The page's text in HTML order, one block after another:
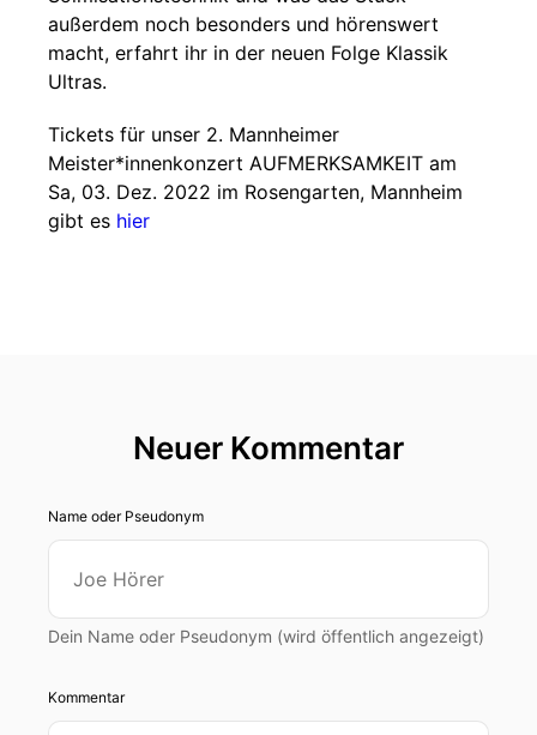
außerdem noch besonders und hörenswert
macht, erfahrt ihr in der neuen Folge Klassik
Ultras.
Tickets für unser 2. Mannheimer
Meister*innenkonzert AUFMERKSAMKEIT am
Sa, 03. Dez. 2022 im Rosengarten, Mannheim
gibt es hier
Neuer Kommentar
Name oder Pseudonym
Dein Name oder Pseudonym (wird öffentlich angezeigt)
Kommentar